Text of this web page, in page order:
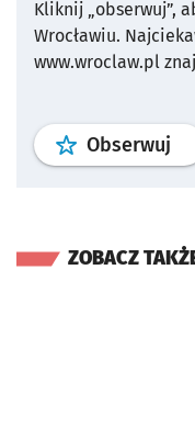
Kliknij „obserwuj”,
Wrocławiu.
www.wroclaw.pl
Obserwuj
ZOBACZ